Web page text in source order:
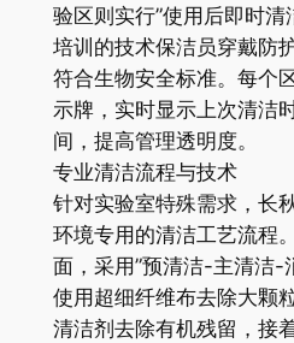
验区则实行”使用后即时清
培训的技术保洁员穿戴防
符合生物安全标准。每个
示牌，实时显示上次清洁
间，提高管理透明度。
专业清洁流程与技术
针对实验室特殊需求，长
环境专用的清洁工艺流程
面，采用”预清洁-主清洁-
使用超细纤维布去除大颗
清洁剂去除有机残留，接